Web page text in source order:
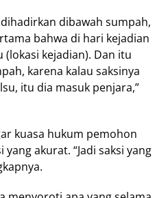
dihadirkan dibawah sumpah,
bahwa di hari kejadian
(lokasi kejadian). Dan itu
karena kalau saksinya
itu dia masuk penjara,”
kuasa hukum pemohon
akurat. “Jadi saksi yang